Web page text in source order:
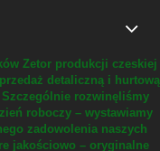
Zetor produkcji czeskiej
detaliczną i hurtową
Szczególnie rozwinęliśmy
roboczy – wystawiamy
zadowolenia naszych
jakościowo – oryginalne